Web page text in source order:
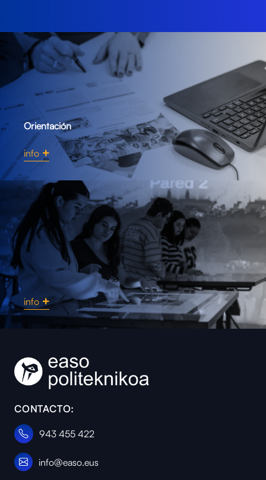
Orientación
info
info
CONTACTO:
943 455 422
info@easo.eus